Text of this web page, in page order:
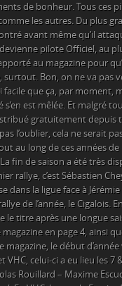
de bonheur. Tous ces
les autres. Du plus
avant même qu’il
devienne pilote Officiel, au
au magazine pour
surtout. Bon, on ne va pas
facile que ça, par moment,
s’en est mêlée. Et malgré
gratuitement depuis
l’oublier, cela ne serait
au long de ces années de
fin de saison a été très
rallye, c’est Sébastien
dans la ligue face à
de l’année, le Cigalois.
le titre après une longue
en page 4, ainsi
le début
celui-ci a eu lieu les 7
Rouillard – Maxime